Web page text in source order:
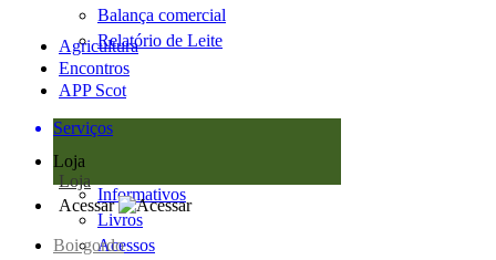
Balança comercial
Relatório de Leite
Agricultura
Encontros
APP Scot
Serviços
Loja
Loja
Informativos
Livros
Acessos
Acessar
Boi gordo